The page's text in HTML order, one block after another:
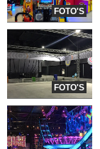
FOTO'S
FOTO'S